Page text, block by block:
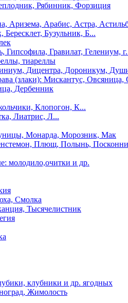
Рябинник, Форзиция
Аризема, Арабис, Астра,
Бересклет, Бузульник, Б...
Гипсофила, Гравилат, Гелениум,
тиареллы
Дицентра, Дороникум,
(злаки): Мискантус, Овсяница,
Дербенник
Клопогон, К...
Лиатрис, Л...
Монарда, Морозник, Мак
Плющ, Полынь,
молодило,очитки и др.
Смолка
Тысячелистник
клубники и др. ягодных
Жимолость